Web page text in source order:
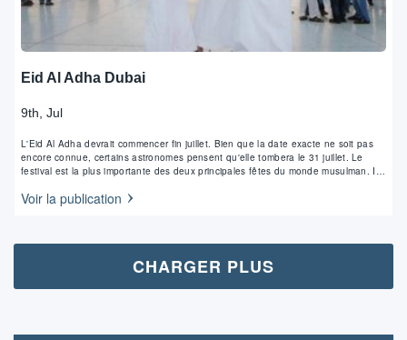
Eid Al Adha Dubai
9th, Jul
L'Eid Al Adha devrait commencer fin juillet. Bien que la date exacte ne soit pas
encore connue, certains astronomes pensent qu'elle tombera le 31 juillet. Le
festival est la plus importante des deux principales fêtes du monde musulman. Il
Voir la publication
CHARGER PLUS